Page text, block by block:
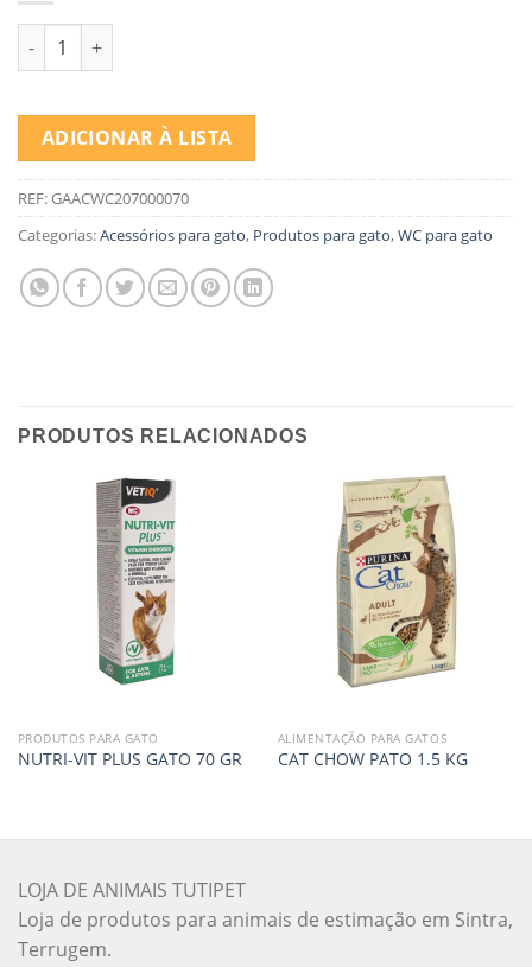
Quantidade de CASA TOILETTE MAXI BELLA C/ FILTRO
ADICIONAR À LISTA
REF:GAACWC207000070
Categorias:Acessórios para gato, Produtos para gato,WC para gato
PRODUTOS RELACIONADOS
PRODUTOS PARA GATO
NUTRI-VIT PLUS GATO 70 GR
ALIMENTAÇÃO PARA GATOS
CAT CHOW PATO 1.5 KG
LOJA DE ANIMAIS TUTIPET
Loja de produtos para animais de estimação em Sintra,
Terrugem.